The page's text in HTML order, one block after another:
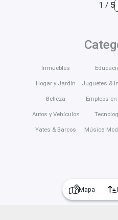
Mapa
1 / 5
Inmuebles
Hogar y Jardín
Belleza
Autos y Vehículos
Yates & Barcos
Juguetes &
Empleos
Música